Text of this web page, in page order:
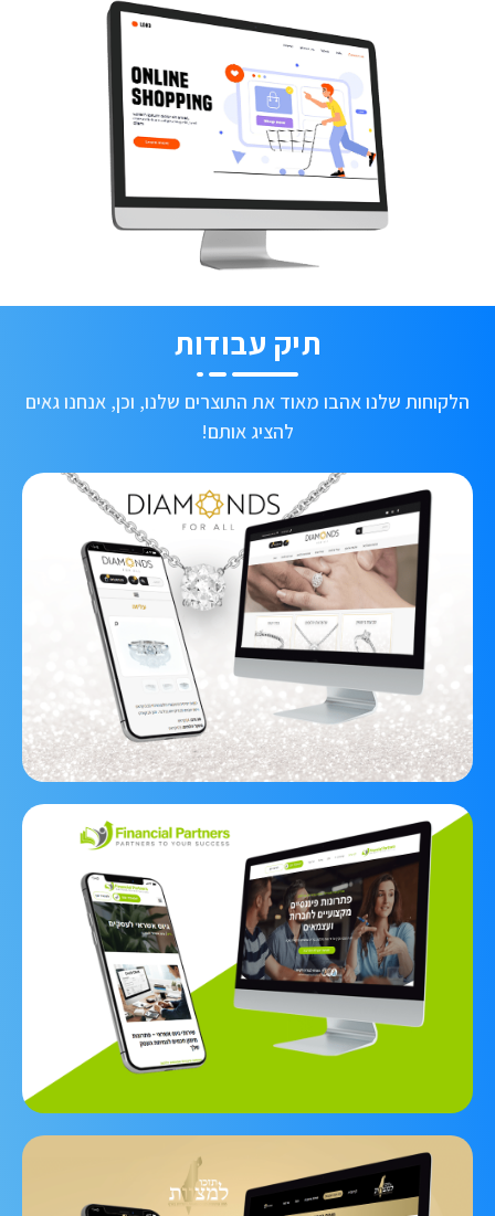
תיק עבודות
הלקוחות שלנו אהבו מאוד את התוצרים שלנו, וכן, אנחנו גאים
להציג אותם!
Diamonds 4 All
אתר מכירות מדהים לחנות היהלומים הוותיקה
ממתחם הבורסה ברמת גן.
לצפיה בפרויקט
Financial Partners
פיתוח אתר תדמית ממיר לחברת מומחי הפיננסים
וגיוס האשראי.
לצפיה בפרויקט